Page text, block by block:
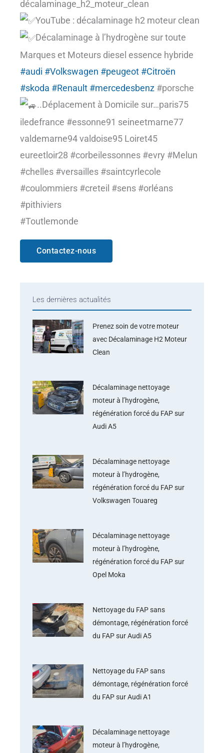
décalaminage_h2_moteur_clean
YouTube : décalaminage h2 moteur clean
Décalaminage à l’hydrogène sur toute
Marques et Moteurs diesel essence hybride
#audi #Volkswagen #peugeot #Citroën
#skoda #Renault #mercedesbenz #porsche
..Déplacement à Domicile sur…paris75
iledefrance #essonne91 seineetmarne77
valdemarne94 valdoise95 Loiret45
eureetloir28 #corbeilessonnes #evry #Melun
#chelles #versailles #saintcyrlecole
#coulommiers #creteil #sens #orléans
#pithiviers
#Toutlemonde
Contactez-nous
Les dernières actualités
Prenez soin de votre moteur
avec Décalaminage H2 Moteur
Clean
Décalaminage nettoyage
moteur à l’hydrogène,
régénération forcé du FAP sur
Audi A5
Décalaminage nettoyage
moteur à l’hydrogène,
régénération forcé du FAP sur
Volkswagen Touareg
Décalaminage nettoyage
moteur à l’hydrogène,
régénération forcé du FAP sur
Opel Moka
Nettoyage du FAP sans
démontage, régénération forcé
du FAP sur Audi A5
Nettoyage du FAP sans
démontage, régénération forcé
du FAP sur Audi A1
Décalaminage nettoyage
moteur à l’hydrogène,